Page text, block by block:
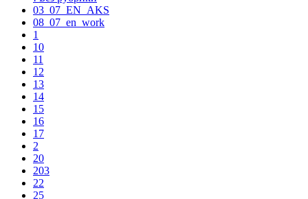
03_07_EN_AKS
08_07_en_work
1
10
11
12
13
14
15
16
17
2
20
203
22
25